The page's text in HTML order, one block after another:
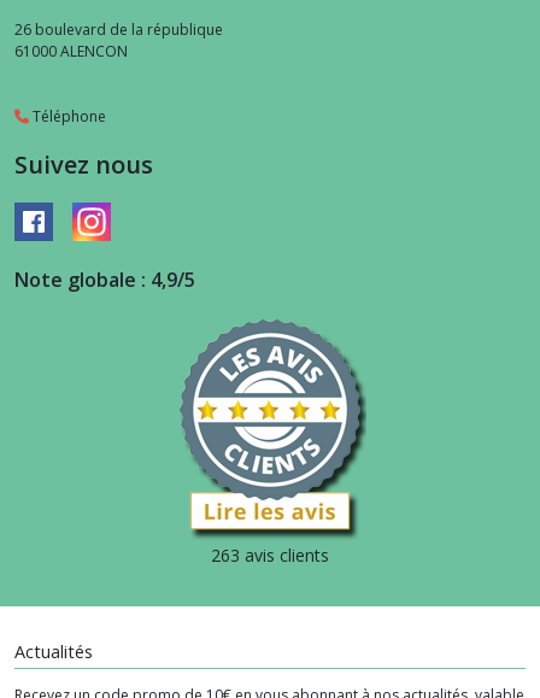
26 boulevard de la république
61000ALENCON
Téléphone
Suivez nous
Note globale : 4,9/5
263 avis clients
Actualités